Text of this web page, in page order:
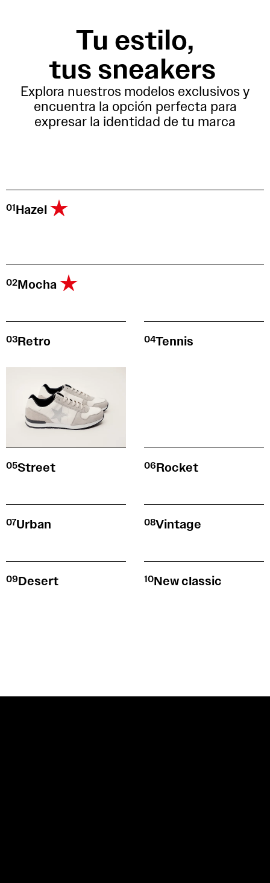
Tu estilo,
tus sneakers
Explora nuestros modelos exclusivos y
encuentra la opción perfecta para
expresar la identidad de tu marca
01Hazel
02Mocha
03Retro 04Tennis
05Street 06Rocket
07Urban 08Vintage
09Desert 10New classic